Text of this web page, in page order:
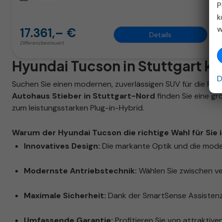
17.361,– €
Differenzbesteuert
Details
Hyundai Tucson in Stuttgart
Suchen Sie einen modernen, zuverlässigen SUV für die
Autohaus Stieber in Stuttgart-Nord finden Sie eine
zum leistungsstarken Plug-in-Hybrid.
Warum der Hyundai Tucson die richtige Wahl für Sie
Innovatives Design: Die markante Optik und die
Modernste Antriebstechnik: Wählen Sie zwischen
Maximale Sicherheit: Dank der SmartSense